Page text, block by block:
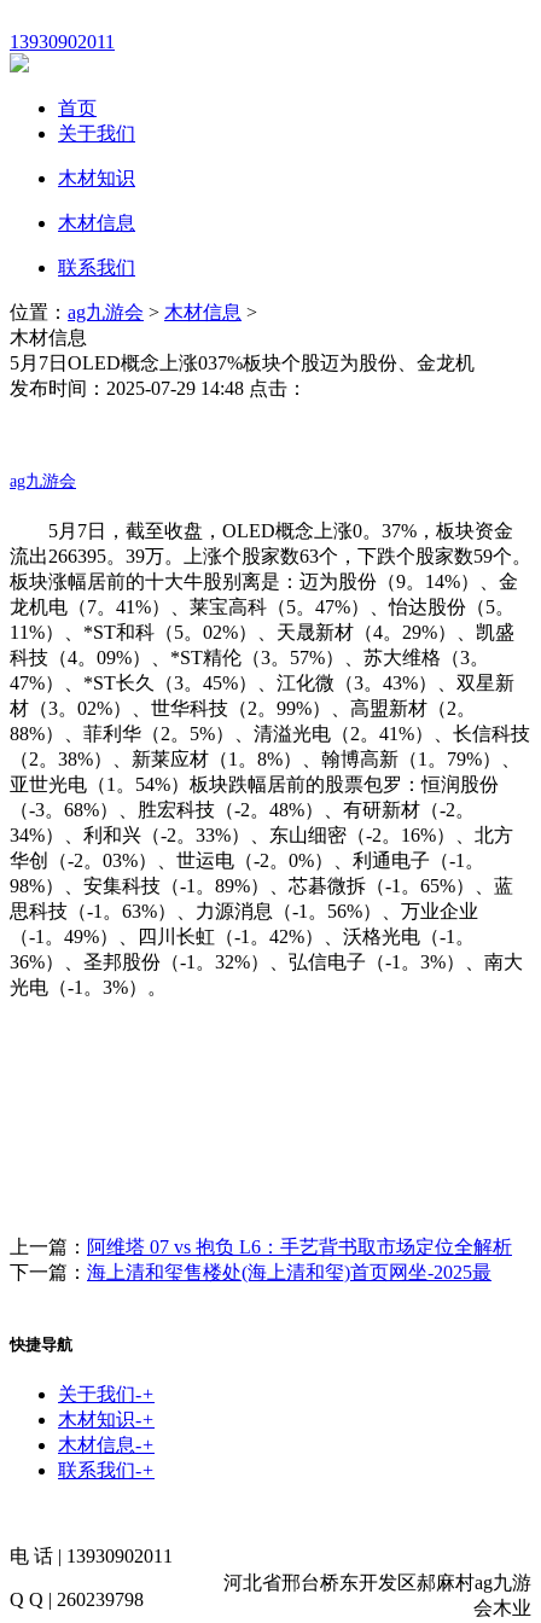
13930902011
首页
关于我们
木材知识
木材信息
联系我们
位置： ag九游会 > 木材信息 >
木材信息
5月7日OLED概念上涨037%板块个股迈为股份、金龙机
发布时间：2025-07-29 14:48 点击：
ag九游会
5月7日，截至收盘，OLED概念上涨0。37%，板块资金
流出266395。39万。上涨个股家数63个，下跌个股家数59个。
板块涨幅居前的十大牛股别离是：迈为股份（9。14%）、金
龙机电（7。41%）、莱宝高科（5。47%）、怡达股份（5。
11%）、*ST和科（5。02%）、天晟新材（4。29%）、凯盛
科技（4。09%）、*ST精伦（3。57%）、苏大维格（3。
47%）、*ST长久（3。45%）、江化微（3。43%）、双星新
材（3。02%）、世华科技（2。99%）、高盟新材（2。
88%）、菲利华（2。5%）、清溢光电（2。41%）、长信科技
（2。38%）、新莱应材（1。8%）、翰博高新（1。79%）、
亚世光电（1。54%）板块跌幅居前的股票包罗：恒润股份
（-3。68%）、胜宏科技（-2。48%）、有研新材（-2。
34%）、利和兴（-2。33%）、东山细密（-2。16%）、北方
华创（-2。03%）、世运电（-2。0%）、利通电子（-1。
98%）、安集科技（-1。89%）、芯碁微拆（-1。65%）、蓝
思科技（-1。63%）、力源消息（-1。56%）、万业企业
（-1。49%）、四川长虹（-1。42%）、沃格光电（-1。
36%）、圣邦股份（-1。32%）、弘信电子（-1。3%）、南大
光电（-1。3%）。
上一篇： 阿维塔 07 vs 抱负 L6：手艺背书取市场定位全解析
下一篇： 海上清和玺售楼处(海上清和玺)首页网坐-2025最
快捷导航
关于我们-+
木材知识-+
木材信息-+
联系我们-+
电 话 | 13930902011
Q Q | 260239798
河北省邢台桥东开发区郝麻村ag九游
会木业